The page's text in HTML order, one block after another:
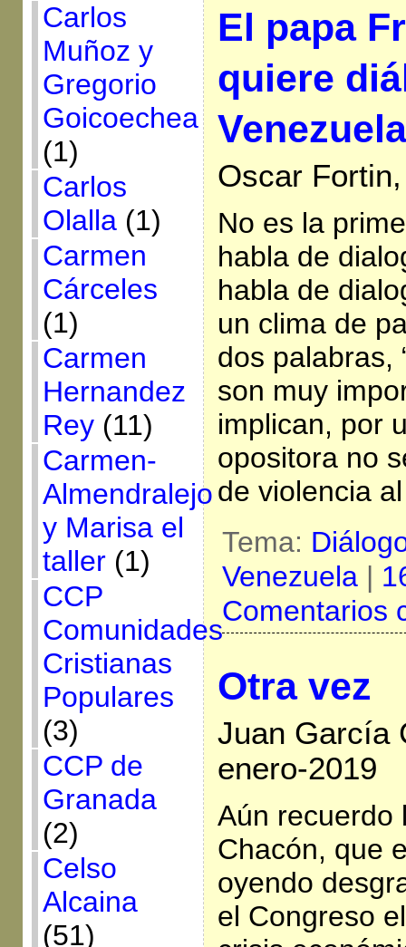
Carlos
Muñoz y
Gregorio
Goicoechea
(1)
Carlos
Olalla(1)
Carmen
Cárceles
(1)
Carmen
Hernandez
Rey(11)
Carmen-
Almendralejo
y Marisa el
taller(1)
CCP
Comunidades
Cristianas
Populares
(3)
CCP de
Granada
(2)
Celso
Alcaina
(51)
El papa
quiere
Venezuela
Oscar
No es la
habla de
habla de
un clima de
dos palabras,
son muy
implican, por
opositora no
de violencia
Tema:
Venezuela|
Comentarios
Otra vez
Juan García
enero-2019
Aún recuerdo
Chacón, que
oyendo
el Congreso